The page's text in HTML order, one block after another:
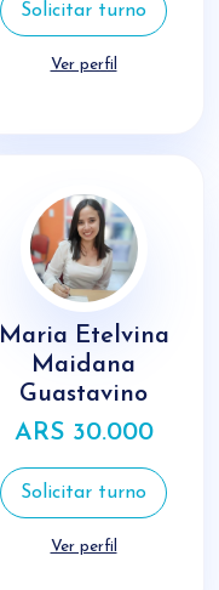
Solicitar turno
Ver perfil
Maria Etelvina
Maidana
Guastavino
ARS 30.000
Solicitar turno
Ver perfil